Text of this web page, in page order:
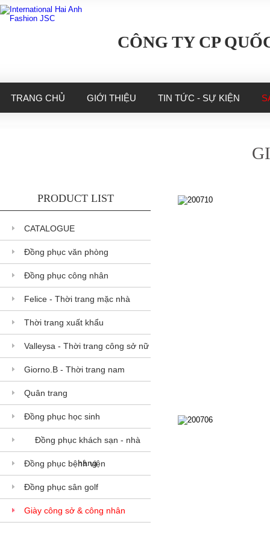
CÔNG TY CP
TRANG CHỦ GIỚI THIỆU TIN TỨC - SỰ KIỆN
PRODUCT LIST
CATALOGUE
Đồng phục văn phòng
Đồng phục công nhân
Felice - Thời trang mặc nhà
Thời trang xuất khẩu
Valleysa - Thời trang công sở nữ
Giorno.B - Thời trang nam
Quân trang
Đồng phục học sinh
Đồng phục khách sạn - nhà
hàng
Đồng phục bệnh viện
Đồng phục sân golf
Giày công sở & công nhân